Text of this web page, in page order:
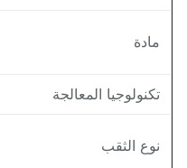
المعالجة
الثقب